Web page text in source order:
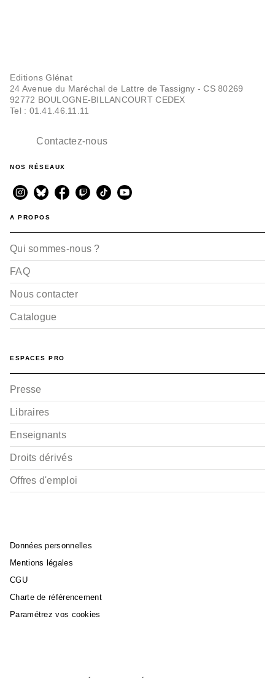
Editions Glénat
24 Avenue du Maréchal de Lattre de Tassigny - CS 80269
92772 BOULOGNE-BILLANCOURT CEDEX
Tel : 01.41.46.11.11
Contactez-nous
NOS RÉSEAUX
A PROPOS
Qui sommes-nous ?
FAQ
Nous contacter
Catalogue
ESPACES PRO
Presse
Libraires
Enseignants
Droits dérivés
Offres d'emploi
Données personnelles
Mentions légales
CGU
Charte de référencement
Paramétrez vos cookies